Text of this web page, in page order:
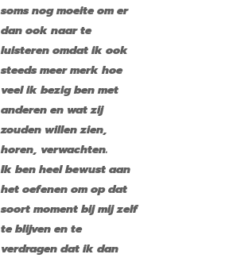
soms nog moeite om er
dan ook naar te
luisteren omdat ik ook
steeds meer merk hoe
veel ik bezig ben met
anderen en wat zij
zouden willen zien,
horen, verwachten.
Ik ben heel bewust aan
het oefenen om op dat
soort moment bij mij zelf
te blijven en te
verdragen dat ik dan